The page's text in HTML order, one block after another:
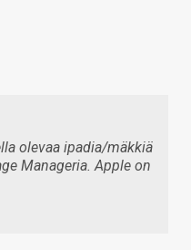
olevaa ipadia/mäkkiä
Manageria. Apple on